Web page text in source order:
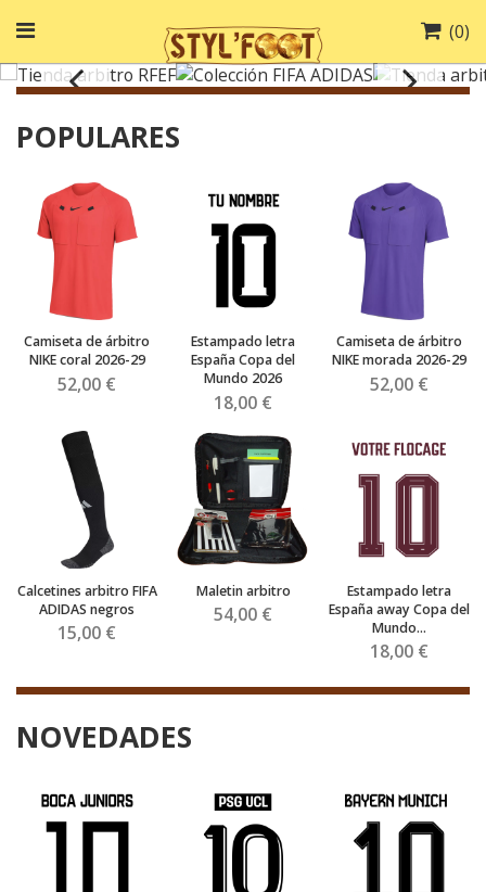
(0)
POPULARES
Camiseta de árbitro
NIKE coral 2026-29
52,00 €
Estampado letra
España Copa del
Mundo 2026
18,00 €
Camiseta de árbitro
NIKE morada 2026-29
52,00 €
Calcetines arbitro FIFA
ADIDAS negros
15,00 €
Maletin arbitro
54,00 €
Estampado letra
España away Copa del
Mundo...
18,00 €
NOVEDADES